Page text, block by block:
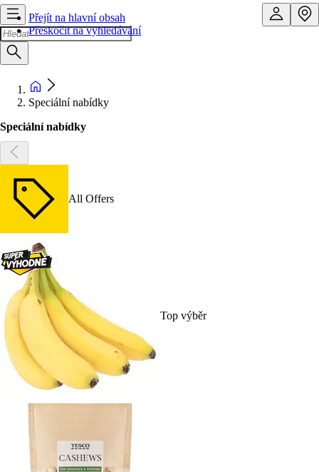
Přejít na hlavní obsah
Přeskočit na vyhledávání
Speciální nabídky
Speciální nabídky
All Offers
Top výběr